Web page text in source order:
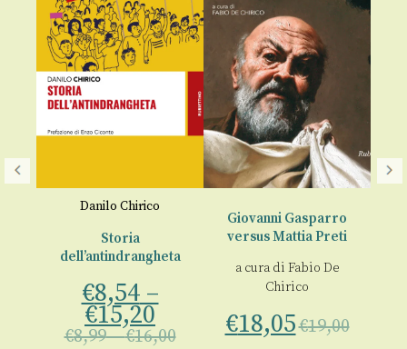
Danilo Chirico
Storia
dell’antindrangheta
€8,54–
€15,20
€8,99–€16,00
Giovanni Gasparro
versus Mattia Preti
a cura di Fabio De
Chirico
€18,05€19,00